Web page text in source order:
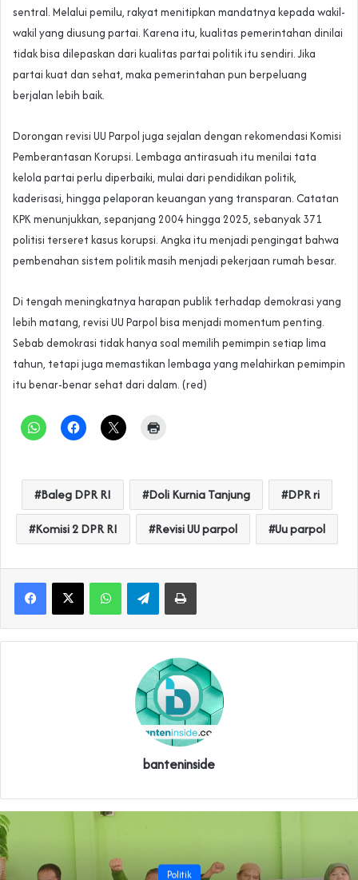
sentral. Melalui pemilu, rakyat menitipkan mandatnya kepada wakil-
wakil yang diusung partai. Karena itu, kualitas pemerintahan dinilai
tidak bisa dilepaskan dari kualitas partai politik itu sendiri. Jika
partai kuat dan sehat, maka pemerintahan pun berpeluang
berjalan lebih baik.
Dorongan revisi UU Parpol juga sejalan dengan rekomendasi Komisi
Pemberantasan Korupsi. Lembaga antirasuah itu menilai tata
kelola partai perlu diperbaiki, mulai dari pendidikan politik,
kaderisasi, hingga pelaporan keuangan yang transparan. Catatan
KPK menunjukkan, sepanjang 2004 hingga 2025, sebanyak 371
politisi terseret kasus korupsi. Angka itu menjadi pengingat bahwa
pembenahan sistem politik masih menjadi pekerjaan rumah besar.
Di tengah meningkatnya harapan publik terhadap demokrasi yang
lebih matang, revisi UU Parpol bisa menjadi momentum penting.
Sebab demokrasi tidak hanya soal memilih pemimpin setiap lima
tahun, tetapi juga memastikan lembaga yang melahirkan pemimpin
itu benar-benar sehat dari dalam. (red)
Baleg DPR RI Doli Kurnia Tanjung DPR ri
Komisi 2 DPR RI Revisi UU parpol Uu parpol
WhatsAppTelegramPrint
banteninside
Politik